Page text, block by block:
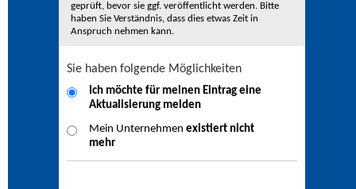
geprüft, bevor sie ggf. veröffentlicht werden. Bitte
haben Sie Verständnis, dass dies etwas Zeit in
Anspruch nehmen kann.
Sie haben folgende Möglichkeiten
Ich möchte für meinen Eintrag eine
Aktualisierung melden
Mein Unternehmen existiert nicht
mehr